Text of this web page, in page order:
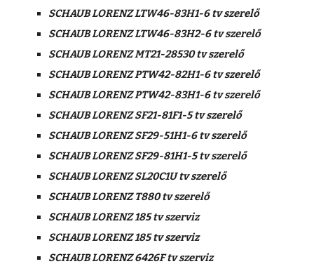
SCHAUB LORENZ LTW46-83H1-6 tv szerelő
SCHAUB LORENZ LTW46-83H2-6 tv szerelő
SCHAUB LORENZ MT21-28530 tv szerelő
SCHAUB LORENZ PTW42-82H1-6 tv szerelő
SCHAUB LORENZ PTW42-83H1-6 tv szerelő
SCHAUB LORENZ SF21-81F1-5 tv szerelő
SCHAUB LORENZ SF29-51H1-6 tv szerelő
SCHAUB LORENZ SF29-81H1-5 tv szerelő
SCHAUB LORENZ SL20C1U tv szerelő
SCHAUB LORENZ T880 tv szerelő
SCHAUB LORENZ 185 tv szerviz
SCHAUB LORENZ 185 tv szerviz
SCHAUB LORENZ 6426F tv szerviz